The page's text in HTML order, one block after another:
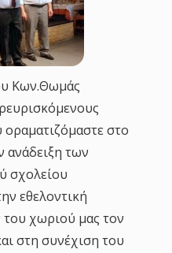
Κων.Θωμάς
στο
ανάδειξη των
σχολείου
εθελοντική
χωριού μας τον
στη συνέχιση του